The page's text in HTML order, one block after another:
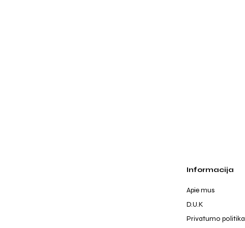
Informacija
Apie mus
D.U.K
Privatumo politika